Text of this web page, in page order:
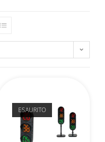
ESAURITO